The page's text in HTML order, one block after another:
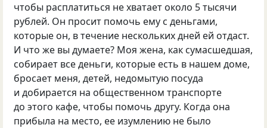
чтобы расплатиться не хватает около 5 тысячи
рублей. Он просит помочь ему с деньгами,
которые он, в течение нескольких дней ей отдаст.
И что же вы думаете? Моя жена, как сумасшедшая,
собирает все деньги, которые есть в нашем доме,
бросает меня, детей, недомытую посуда
и добирается на общественном транспорте
до этого кафе, чтобы помочь другу. Когда она
прибыла на место, ее изумлению не было